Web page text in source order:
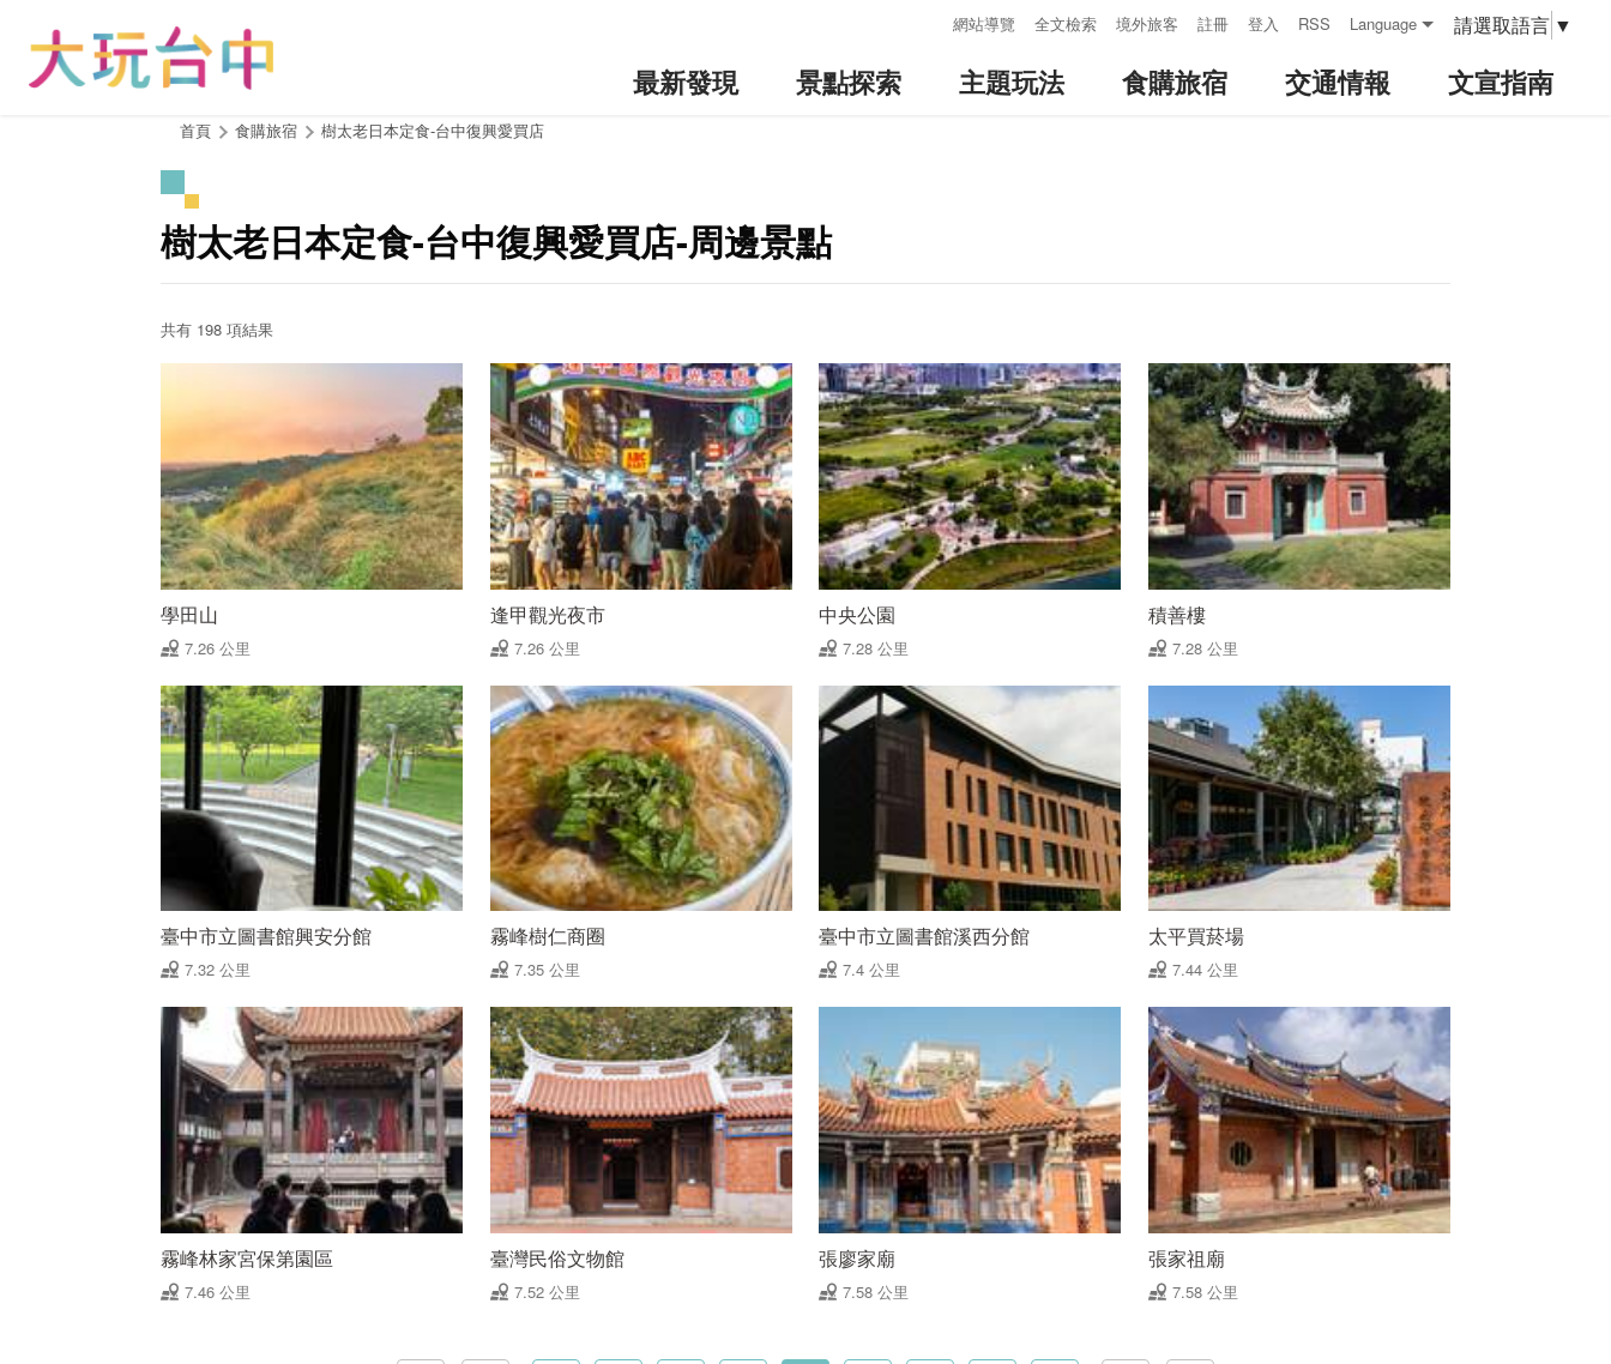
網站導覽 全文檢索 境外旅客 註冊 登入 RSS Language 請選取語言 ▼
最新發現 景點探索 主題玩法 食購旅宿 交通情報 文宣指南
首頁 食購旅宿 樹太老日本定食-台中復興愛買店
樹太老日本定食-台中復興愛買店-周邊景點
共有 198 項結果
學田山
7.26 公里
逢甲觀光夜市
7.26 公里
中央公園
7.28 公里
積善樓
7.28 公里
臺中市立圖書館興安分館
7.32 公里
霧峰樹仁商圈
7.35 公里
臺中市立圖書館溪西分館
7.4 公里
太平買菸場
7.44 公里
霧峰林家宮保第園區
7.46 公里
臺灣民俗文物館
7.52 公里
張廖家廟
7.58 公里
張家祖廟
7.58 公里